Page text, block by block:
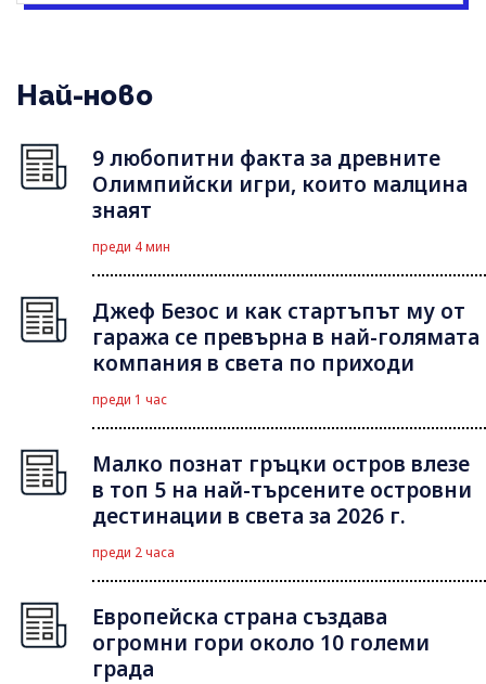
Най-ново
9 любопитни факта за древните
Олимпийски игри, които малцина
знаят
преди 4 мин
Джеф Безос и как стартъпът му от
гаража се превърна в най-голямата
компания в света по приходи
преди 1 час
Малко познат гръцки остров влезе
в топ 5 на най-търсените островни
дестинации в света за 2026 г.
преди 2 часа
Европейска страна създава
огромни гори около 10 големи
града